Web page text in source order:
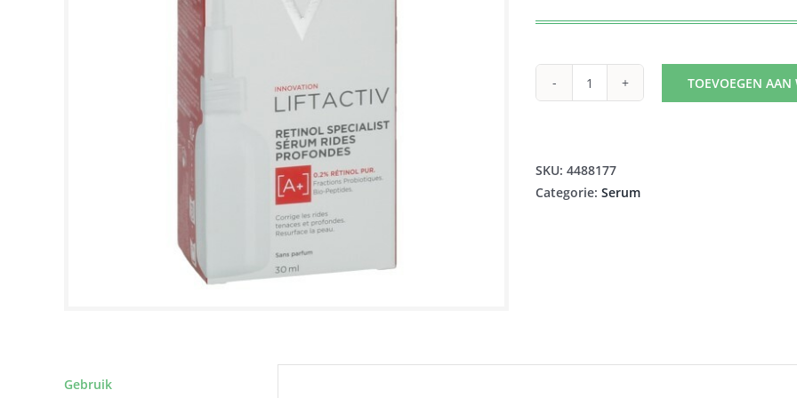
VICHY
TOEVOEGEN AAN
SKU: 4488177
Categorie: Serum
Gebruik